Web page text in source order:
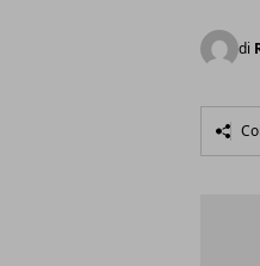
di